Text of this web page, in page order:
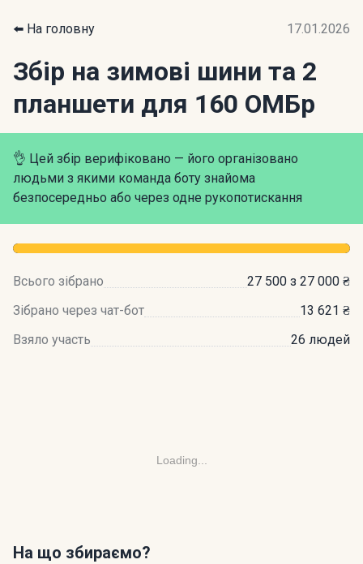
⬅️ На головну 17.01.2026
Збір на зимові шини та 2
планшети для 160 ОМБр
👌 Цей збір верифіковано — його організовано
людьми з якими команда боту знайома
безпосередньо або через одне рукопотискання
Всього зібрано
27 500 з 27 000 ₴
Зібрано через чат-бот
13 621 ₴
Взяло участь
26 людей
Loading...
На що збираємо?